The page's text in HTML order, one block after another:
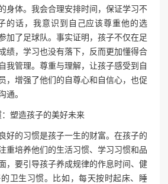
身体。我会合理安排时间，保证学习不
的话，我意识到自己应该尊重他的选
加了足球队。事实证明，孩子不仅在足
绩，学习也没有落下，反而更加懂得合
我管理。尊重与理解，让孩子感受到自
，增强了他们的自尊心和自信心，也促
通。
塑造孩子的美好未来
好的习惯是孩子一生的财富。在孩子的
重培养他们的生活习惯、学习习惯和品
，要引导孩子养成规律的作息时间、健
卫生习惯。比如，每天按时起床、睡